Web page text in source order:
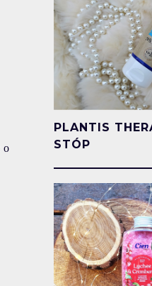
o
PLANTIS
STÓP